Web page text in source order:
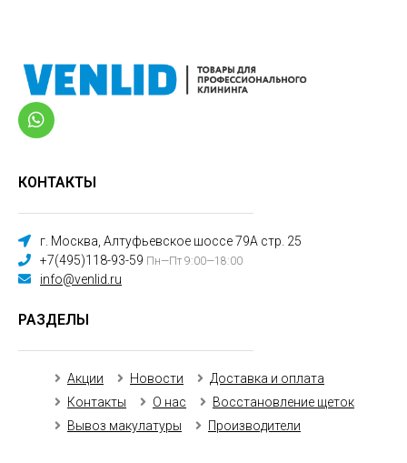
КОНТАКТЫ
г. Москва, Алтуфьевское шоссе 79А стр. 25
+7(495)118-93-59 Пн—Пт 9:00—18:00
info@venlid.ru
РАЗДЕЛЫ
Акции Новости
Доставка и оплата
Контакты
О нас
Восстановление щеток
Вывоз макулатуры
Производители